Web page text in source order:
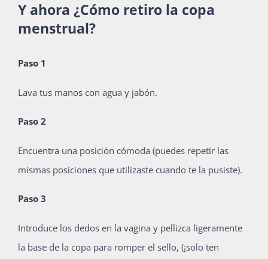
Y ahora ¿Cómo retiro la copa
menstrual?
Paso 1
Lava tus manos con agua y jabón.
Paso 2
Encuentra una posición cómoda (puedes repetir las
mismas posiciones que utilizaste cuando te la pusiste).
Paso 3
Introduce los dedos en la vagina y pellizca ligeramente
la base de la copa para romper el sello, (¡solo ten